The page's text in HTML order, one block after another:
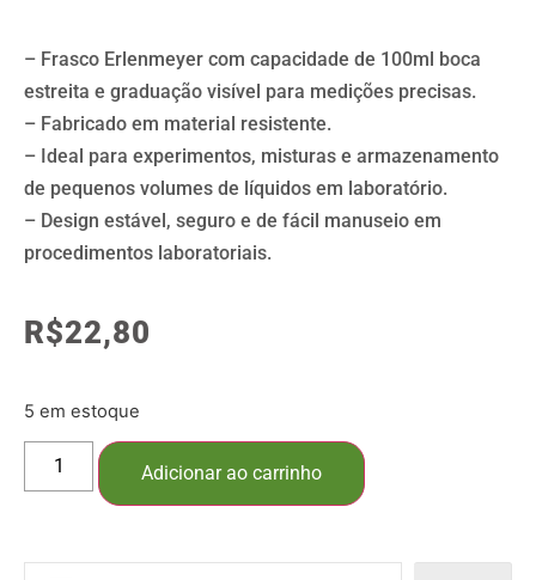
– Frasco Erlenmeyer com capacidade de 100ml boca
estreita e graduação visível para medições precisas.
– Fabricado em material resistente.
– Ideal para experimentos, misturas e armazenamento
de pequenos volumes de líquidos em laboratório.
– Design estável, seguro e de fácil manuseio em
procedimentos laboratoriais.
R$22,80
5 em estoque
Adicionar ao carrinho